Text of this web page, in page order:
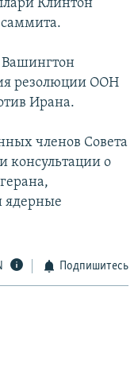
Клинтон
саммита.
Вашингтон
резолюции ООН
Ирана.
членов Совета
консультации о
ядерные
Подпишитесь